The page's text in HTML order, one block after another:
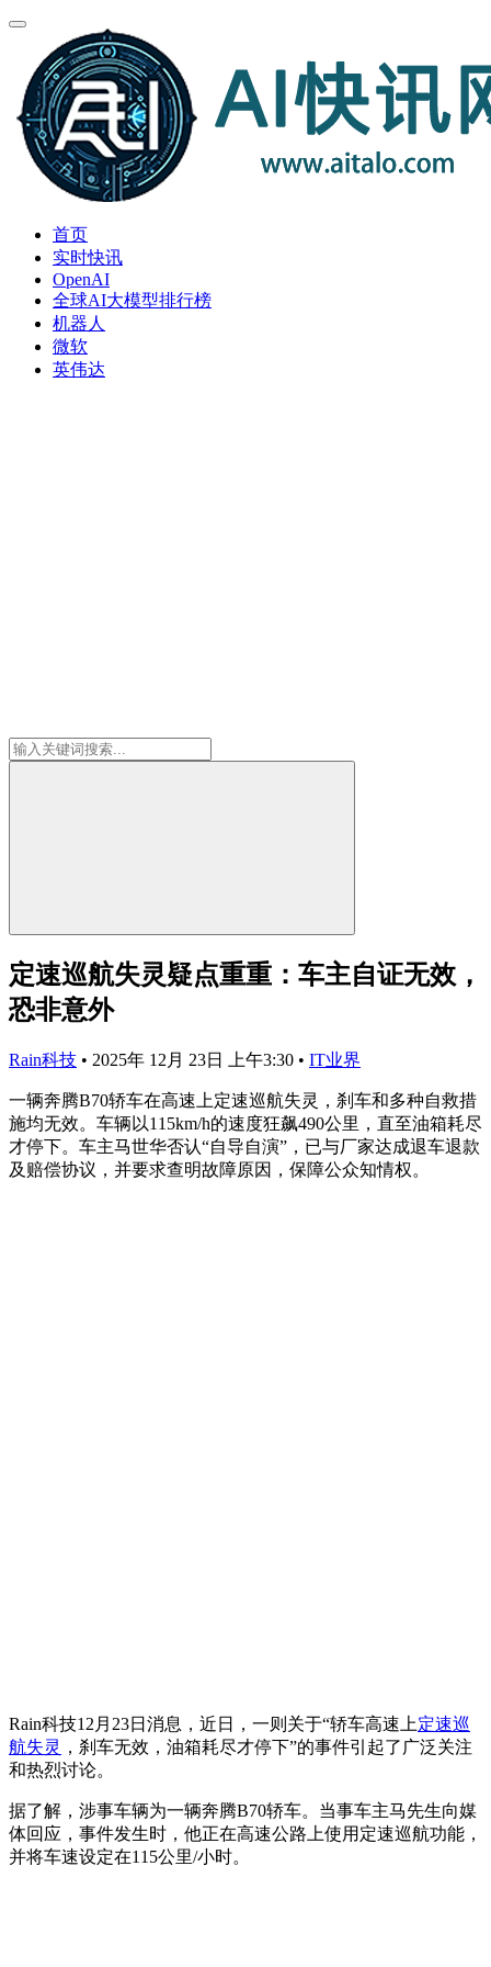
首页
实时快讯
OpenAI
全球AI大模型排行榜
机器人
微软
英伟达
定速巡航失灵疑点重重：车主自证无效，
恐非意外
Rain科技 • 2025年 12月 23日 上午3:30 • IT业界
一辆奔腾B70轿车在高速上定速巡航失灵，刹车和多种自救措
施均无效。车辆以115km/h的速度狂飙490公里，直至油箱耗尽
才停下。车主马世华否认“自导自演”，已与厂家达成退车退款
及赔偿协议，并要求查明故障原因，保障公众知情权。
Rain科技12月23日消息，近日，一则关于“轿车高速上定速巡
航失灵 ，刹车无效，油箱耗尽才停下”的事件引起了广泛关注
和热烈讨论。
据了解，涉事车辆为一辆奔腾B70轿车。当事车主马先生向媒
体回应，事件发生时，他正在高速公路上使用定速巡航功能，
并将车速设定在115公里/小时。